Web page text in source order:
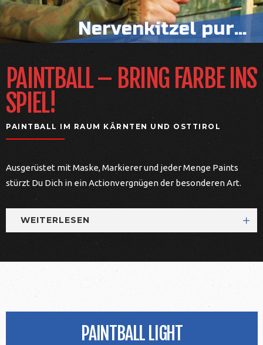
Nervenkitzel pur...
PAINTBALL – BRING FARBE INS
SPIEL!
PAINTBALL IM RAUM KÄRNTEN UND OSTTIROL
Ausgerüstet mit Maske, Markierer und jeder Menge Paints
stürzt Du Dich in ein Actionvergnügen der besonderen Art.
WEITERLESEN
PAINTBALL LIGHT